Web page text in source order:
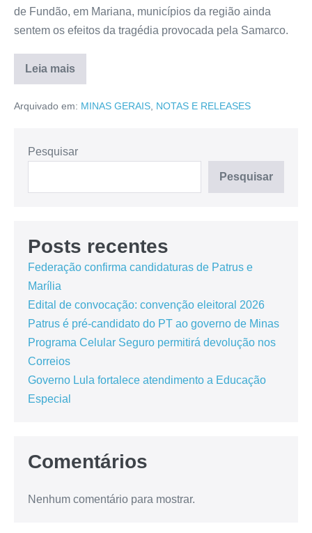
de Fundão, em Mariana, municípios da região ainda
sentem os efeitos da tragédia provocada pela Samarco.
Leia mais
Arquivado em: MINAS GERAIS NOTAS E RELEASES
Pesquisar
Pesquisar
Posts recentes
Federação confirma candidaturas de Patrus e
Marília
Edital de convocação: convenção eleitoral 2026
Patrus é pré-candidato do PT ao governo de Minas
Programa Celular Seguro permitirá devolução nos
Correios
Governo Lula fortalece atendimento a Educação
Especial
Comentários
Nenhum comentário para mostrar.